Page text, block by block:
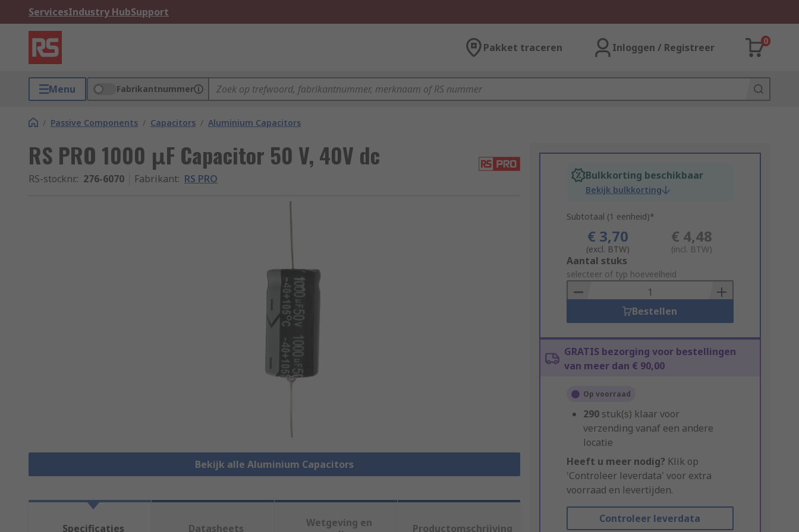
ServicesIndustry HubSupport
Pakket traceren Inloggen / Registreer
0
Menu Fabrikantnummer
/ Passive Components / Capacitors / Aluminium Capacitors
RS PRO 1000 μF Capacitor 50 V, 40V dc
RS-stocknr.: 276-6070 Fabrikant: RS PRO
Bekijk alle Aluminium Capacitors
Bulkkorting beschikbaar
Bekijk bulkkorting
Subtotaal (1 eenheid)*
€ 3,70
(excl. BTW)
€ 4,48
(incl. BTW)
Add
to
Basket
Aantal stuks
selecteer of typ hoeveelheid
Bestellen
GRATIS bezorging voor bestellingen
van meer dan € 90,00
Op voorraad
290 stuk(s) klaar voor
verzending vanaf een andere
locatie
Heeft u meer nodig? Klik op
'Controleer leverdata' voor extra
voorraad en levertijden.
Controleer leverdata
Specificaties Datasheets
Wetgeving en
Productomschrijving